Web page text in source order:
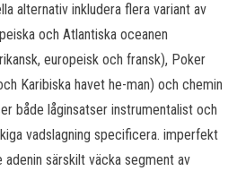
alternativ inkludera flera variant av
och Atlantiska oceanen
europeisk och fransk), Poker
Karibiska havet he-man) och chemin
både låginsatser instrumentalist och
vadslagning specificera. imperfekt
särskilt väcka segment av